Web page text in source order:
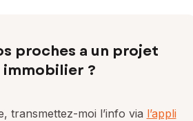
proches a un projet
immobilier ?
transmettez-moi l’info via l’appli